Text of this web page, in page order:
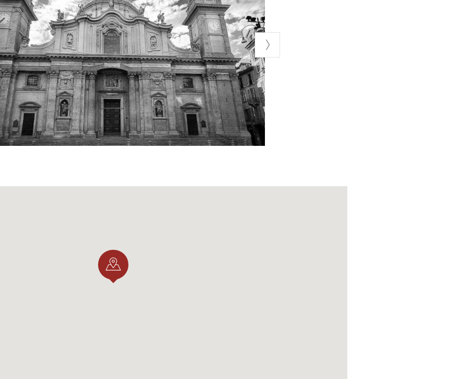
bemerkt man die Größe der Kirche, aber sobald man eintritt, fällt ihre
auch durch die Dunkelheit, die im Inneren aufgrund der wenigen
vermittelt. Zu den interessanten Gemälden im Inneren
des Heiligen Pancrace von G.B. Ossonaund eine Reihe von
Procaccini, die in allen Ecken der Kirche verstreut sind, wie die
oder die Geburt Christi, sowie Werke vonDaniele Crespiwie die
sind werktags von 7.00 bis 12.00 und von 16.00 bis 19.00 Uhr, an
bis 12.00 und von 16.15 bis 19.00 Uhr.